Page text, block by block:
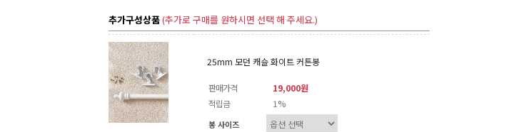
추가구성상품(추가로 구매를 원하시면 선택 해 주세요.)
25mm 모던 캐슬 화이트 커튼봉
판매가격
19,000원
적립금
1%
봉 사이즈